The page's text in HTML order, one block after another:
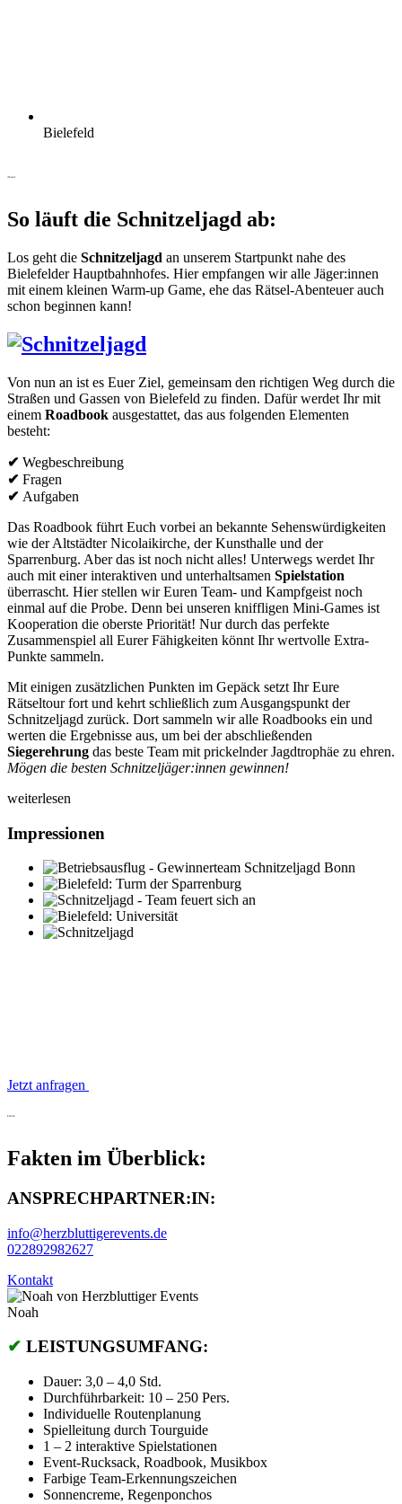
Bielefeld
Ablauf
So läuft die Schnitzeljagd ab:
Los geht die Schnitzeljagd an unserem Startpunkt nahe des
Bielefelder Hauptbahnhofes. Hier empfangen wir alle Jäger:innen
mit einem kleinen Warm-up Game, ehe das Rätsel-Abenteuer auch
schon beginnen kann!
Von nun an ist es Euer Ziel, gemeinsam den richtigen Weg durch die
Straßen und Gassen von Bielefeld zu finden. Dafür werdet Ihr mit
einem Roadbook ausgestattet, das aus folgenden Elementen
besteht:
✔ Wegbeschreibung
✔ Fragen
✔ Aufgaben
Das Roadbook führt Euch vorbei an bekannte Sehenswürdigkeiten
wie der Altstädter Nicolaikirche, der Kunsthalle und der
Sparrenburg. Aber das ist noch nicht alles! Unterwegs werdet Ihr
auch mit einer interaktiven und unterhaltsamen Spielstation
überrascht. Hier stellen wir Euren Team- und Kampfgeist noch
einmal auf die Probe. Denn bei unseren kniffligen Mini-Games ist
Kooperation die oberste Priorität! Nur durch das perfekte
Zusammenspiel all Eurer Fähigkeiten könnt Ihr wertvolle Extra-
Punkte sammeln.
Mit einigen zusätzlichen Punkten im Gepäck setzt Ihr Eure
Rätseltour fort und kehrt schließlich zum Ausgangspunkt der
Schnitzeljagd zurück. Dort sammeln wir alle Roadbooks ein und
werten die Ergebnisse aus, um bei der abschließenden
Siegerehrung das beste Team mit prickelnder Jagdtrophäe zu ehren.
Mögen die besten Schnitzeljäger:innen gewinnen!
weiterlesen
Impressionen
Jetzt anfragen
Fakten
Fakten im Überblick:
ANSPRECHPARTNER:IN:
info@herzbluttigerevents.de
022892982627
Kontakt
Noah
✔ LEISTUNGSUMFANG:
Dauer: 3,0 – 4,0 Std.
Durchführbarkeit: 10 – 250 Pers.
Individuelle Routenplanung
Spielleitung durch Tourguide
1 – 2 interaktive Spielstationen
Event-Rucksack, Roadbook, Musikbox
Farbige Team-Erkennungszeichen
Sonnencreme, Regenponchos